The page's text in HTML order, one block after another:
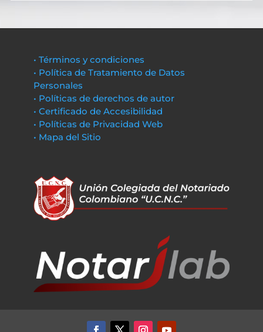
• Términos y condiciones
• Política de Tratamiento de Datos
Personales
• Políticas de derechos de autor
• Certificado de Accesibilidad
• Políticas de Privacidad Web
• Mapa del Sitio